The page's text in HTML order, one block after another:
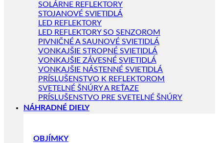
SOLÁRNE REFLEKTORY
STOJANOVÉ SVIETIDLÁ
LED REFLEKTORY
LED REFLEKTORY SO SENZOROM
PIVNIČNÉ A SAUNOVÉ SVIETIDLÁ
VONKAJŠIE STROPNÉ SVIETIDLÁ
VONKAJŠIE ZÁVESNÉ SVIETIDLÁ
VONKAJŠIE NÁSTENNÉ SVIETIDLÁ
PRÍSLUŠENSTVO K REFLEKTOROM
SVETELNÉ ŠNÚRY A REŤAZE
PRÍSLUŠENSTVO PRE SVETELNÉ ŠNÚRY
NÁHRADNÉ DIELY
OBJÍMKY